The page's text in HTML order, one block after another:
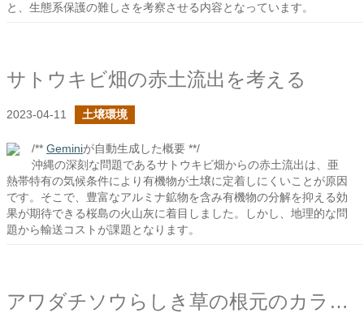
と、生態系保護の難しさを考察させる内容となっています。
サトウキビ畑の赤土流出を考える
2023-04-11 土壌環境
/** Geminiが自動生成した概要 **/
沖縄の深刻な問題であるサトウキビ畑からの赤土流出は、亜
熱帯特有の気候条件により有機物が土壌に定着しにくいことが原因
です。そこで、豊富なアルミナ鉱物を含み有機物の分解を抑える効
果が期待できる桜島の火山灰に着目しました。しかし、地理的な問
題から輸送コストが課題となります。
アワダチソウらしき草の根元のカラスノエンドウたち